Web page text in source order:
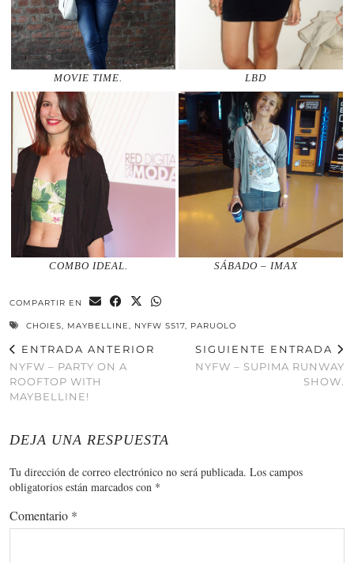
MOVIE TIME. LBD
COMBO IDEAL. SÁBADO – IMAX
COMPARTIR EN
CHOIES, MAYBELLINE, NYFW SS17, PARUOLO
ENTRADA ANTERIOR
NYFW – PARTY ON A
ROOFTOP WITH
MAYBELLINE!
SIGUIENTE ENTRADA
NYFW – SUPIMA RUNWAY
SHOW.
DEJA UNA RESPUESTA
Tu dirección de correo electrónico no será publicada. Los campos
obligatorios están marcados con *
Comentario *